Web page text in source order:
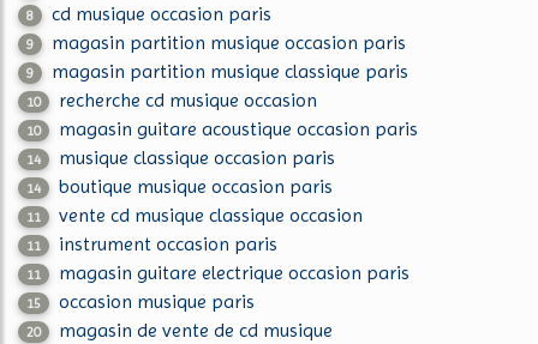
8 cd musique occasion paris
9 magasin partition musique occasion paris
9 magasin partition musique classique paris
10 recherche cd musique occasion
10 magasin guitare acoustique occasion paris
14 musique classique occasion paris
14 boutique musique occasion paris
11 vente cd musique classique occasion
11 instrument occasion paris
11 magasin guitare electrique occasion paris
15 occasion musique paris
20 magasin de vente de cd musique